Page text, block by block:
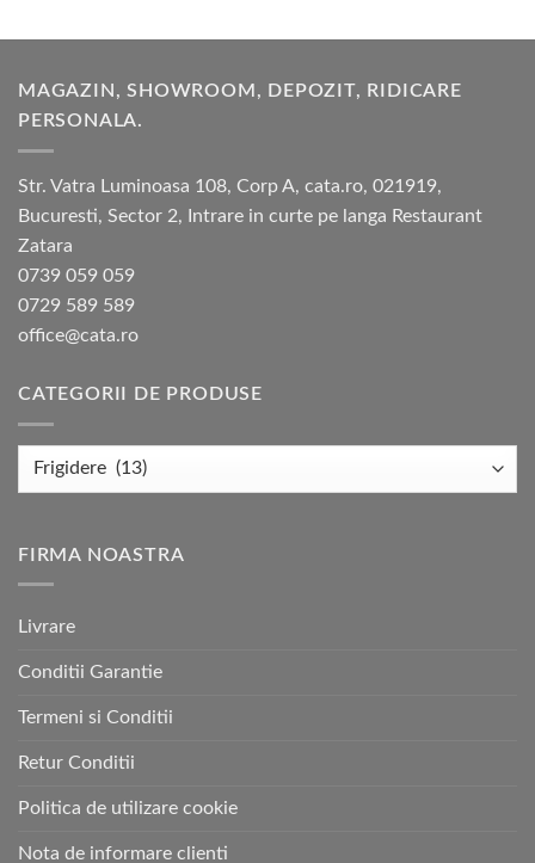
MAGAZIN, SHOWROOM, DEPOZIT, RIDICARE
PERSONALA.
Str. Vatra Luminoasa 108, Corp A, cata.ro, 021919,
Bucuresti, Sector 2, Intrare in curte pe langa Restaurant
Zatara
0739 059 059
0729 589 589
office@cata.ro
CATEGORII DE PRODUSE
FIRMA NOASTRA
Livrare
Conditii Garantie
Termeni si Conditii
Retur Conditii
Politica de utilizare cookie
Nota de informare clienti